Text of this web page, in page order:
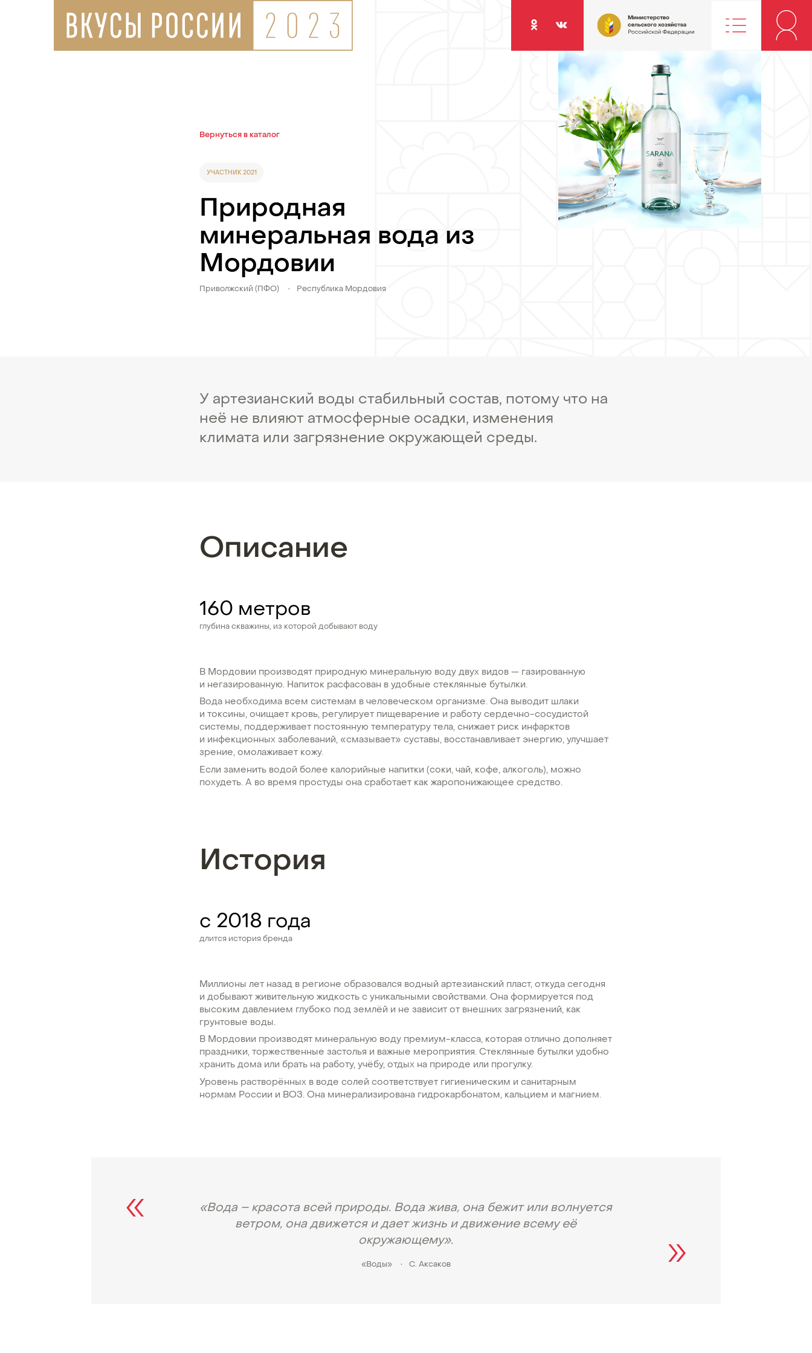
Министерство
сельского
хозяйства
Одноклассники
Вконтакте
Вернуться в каталог
УЧАСТНИК 2021
Природная
минеральная вода из
Мордовии
Приволжский (ПФО) • Республика Мордовия
У артезианский воды стабильный состав, потому что на
неё не влияют атмосферные осадки, изменения
климата или загрязнение окружающей среды.
Описание
160 метров
глубина скважины, из которой добывают воду
В Мордовии производят природную минеральную воду двух видов — газированную
и негазированную. Напиток расфасован в удобные стеклянные бутылки.
Вода необходима всем системам в человеческом организме. Она выводит шлаки
и токсины, очищает кровь, регулирует пищеварение и работу сердечно-сосудистой
системы, поддерживает постоянную температуру тела, снижает риск инфарктов
и инфекционных заболеваний, «смазывает» суставы, восстанавливает энергию, улучшает
зрение, омолаживает кожу.
Если заменить водой более калорийные напитки (соки, чай, кофе, алкоголь), можно
похудеть. А во время простуды она сработает как жаропонижающее средство.
История
с 2018 года
длится история бренда
Миллионы лет назад в регионе образовался водный артезианский пласт, откуда сегодня
и добывают живительную жидкость с уникальными свойствами. Она формируется под
высоким давлением глубоко под землёй и не зависит от внешних загрязнений, как
грунтовые воды.
В Мордовии производят минеральную воду премиум-класса, которая отлично дополняет
праздники, торжественные застолья и важные мероприятия. Стеклянные бутылки удобно
хранить дома или брать на работу, учёбу, отдых на природе или прогулку.
Уровень растворённых в воде солей соответствует гигиеническим и санитарным
нормам России и ВОЗ. Она минерализирована гидрокарбонатом, кальцием и магнием.
«Вода – красота всей природы. Вода жива, она бежит или волнуется
ветром, она движется и дает жизнь и движение всему её
окружающему».
«Воды» • С. Аксаков